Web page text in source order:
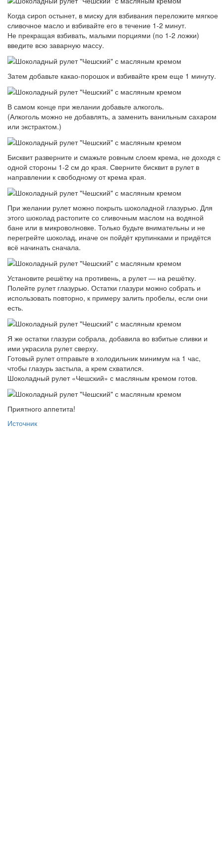
Когда сироп остынет, в миску для взбивания переложите мягкое
сливочное масло и взбивайте его в течение 1-2 минут.
Не прекращая взбивать, малыми порциями (по 1-2 ложки)
введите всю заварную массу.
Затем добавьте какао-порошок и взбивайте крем еще 1 минуту.
В самом конце при желании добавьте алкоголь.
(Алкоголь можно не добавлять, а заменить ванильным сахаром
или экстрактом.)
Бисквит разверните и смажьте ровным слоем крема, не доходя с
одной стороны 1-2 см до края. Сверните бисквит в рулет в
направлении к свободному от крема края.
При желании рулет можно покрыть шоколадной глазурью. Для
этого шоколад растопите со сливочным маслом на водяной
бане или в микроволновке. Только будьте внимательны и не
перегрейте шоколад, иначе он пойдёт крупинками и придётся
всё начинать сначала.
Установите решётку на противень, а рулет — на решётку.
Полейте рулет глазурью. Остатки глазури можно собрать и
использовать повторно, к примеру залить пробелы, если они
есть.
Я же остатки глазури собрала, добавила во взбитые сливки и
ими украсила рулет сверху.
Готовый рулет отправьте в холодильник минимум на 1 час,
чтобы глазурь застыла, а крем схватился.
Шоколадный рулет «Чешский» с масляным кремом готов.
Приятного аппетита!
Источник